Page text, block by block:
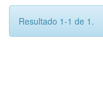
Resultado 1-1 de 1.